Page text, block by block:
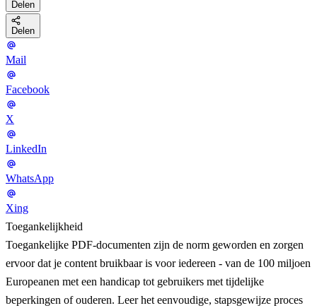
Delen
Delen
Mail
Facebook
X
LinkedIn
WhatsApp
Xing
Toegankelijkheid
Toegankelijke PDF-documenten zijn de norm geworden en zorgen
ervoor dat je content bruikbaar is voor iedereen - van de 100 miljoen
Europeanen met een handicap tot gebruikers met tijdelijke
beperkingen of ouderen. Leer het eenvoudige, stapsgewijze proces